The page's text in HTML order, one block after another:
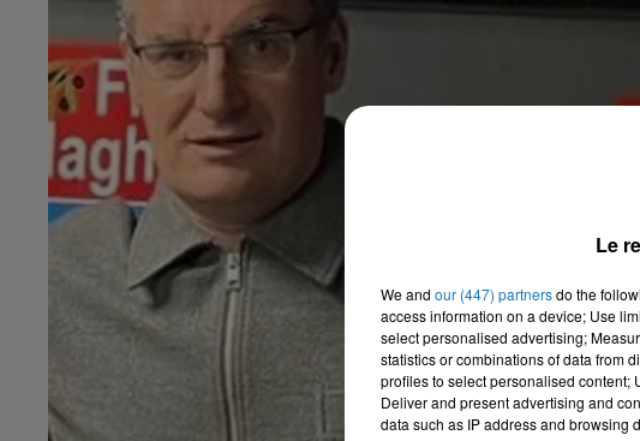
Le
We and our (447) partnersdo the
access information on a device; Use
select personalised advertising;
statistics or combinations of data from
profiles to select personalised content;
Deliver and present advertising and
data such as IP address and browsing